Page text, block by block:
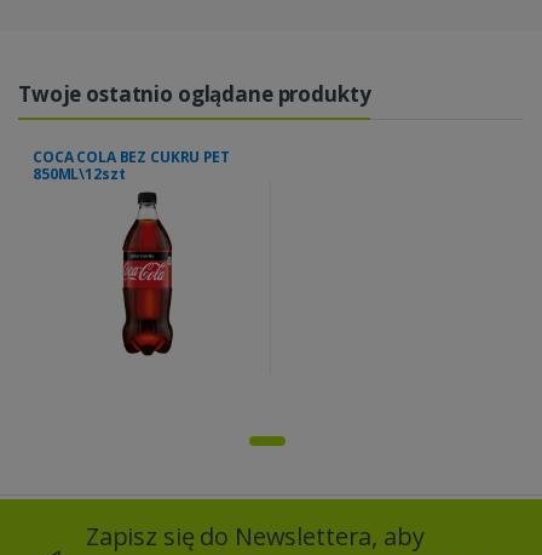
Twoje ostatnio oglądane produkty
COCA COLA BEZ CUKRU PET
850ML\12szt
Zapisz się do Newslettera, aby